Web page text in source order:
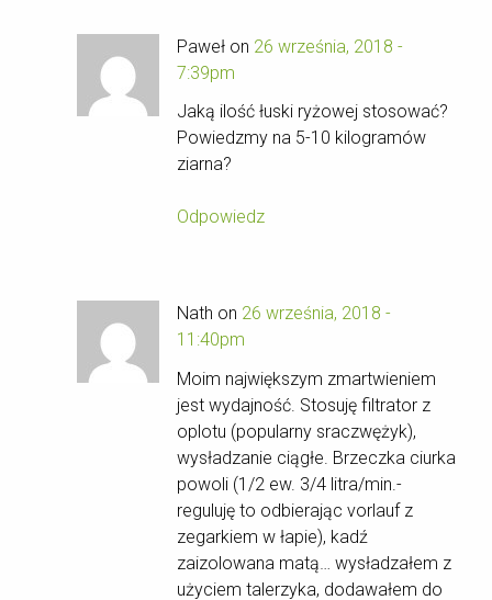
Paweł on 26 września, 2018 -
7:39pm
Jaką ilość łuski ryżowej stosować?
Powiedzmy na 5-10 kilogramów
ziarna?
Odpowiedz
Nath on 26 września, 2018 -
11:40pm
Moim największym zmartwieniem
jest wydajność. Stosuję filtrator z
oplotu (popularny sraczwężyk),
wysładzanie ciągłe. Brzeczka ciurka
powoli (1/2 ew. 3/4 litra/min.-
reguluję to odbierając vorlauf z
zegarkiem w łapie), kadź
zaizolowana matą… wysładzałem z
użyciem talerzyka, dodawałem do